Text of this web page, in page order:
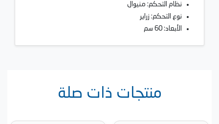
نظام التحكم: منيوال
نوع التحكم: زراير
الأبعاد: 60 سم
منتجات ذات صلة